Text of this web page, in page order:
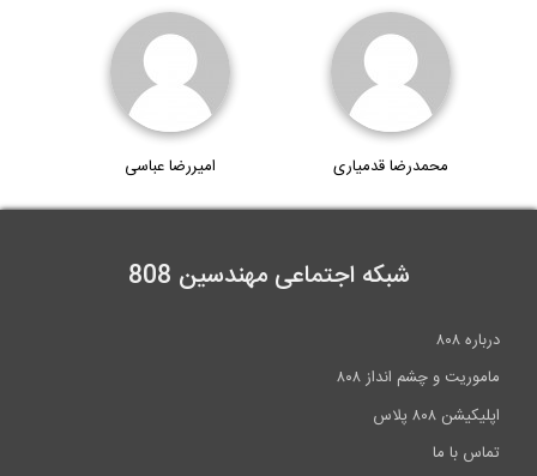
محمدرضا قدمیاری امیررضا عباسی
شبکه اجتماعی مهندسین 808
درباره ۸۰۸
ماموریت و چشم انداز ۸۰۸
اپلیکیشن ۸۰۸ پلاس
تماس با ما